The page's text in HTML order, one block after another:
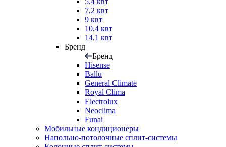
7,2 квт
9 квт
10,4 квт
14,1 квт
Бренд
Бренд
Hisense
Ballu
General Climate
Royal Clima
Electrolux
Neoclima
Funai
Мобильные кондиционеры
Напольно-потолоч​ные ​сплит-системы